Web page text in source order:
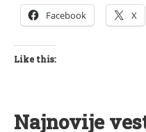
Facebook X
Like this:
Najnovije